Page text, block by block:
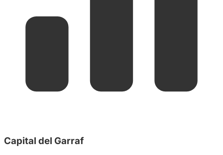
Capital del Garraf